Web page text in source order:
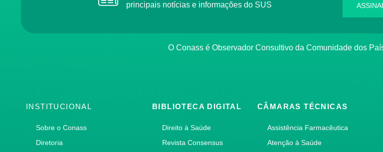
principais notícias e informações do SUS
O Conass é Observador Consultivo da Comunidade dos
INSTITUCIONAL
Sobre o Conass
Diretoria
BIBLIOTECA DIGITAL
Direito à Saúde
Revista Consensus
CÂMARAS TÉCNICAS
Assistência Farmacêutica
Atenção à Saúde